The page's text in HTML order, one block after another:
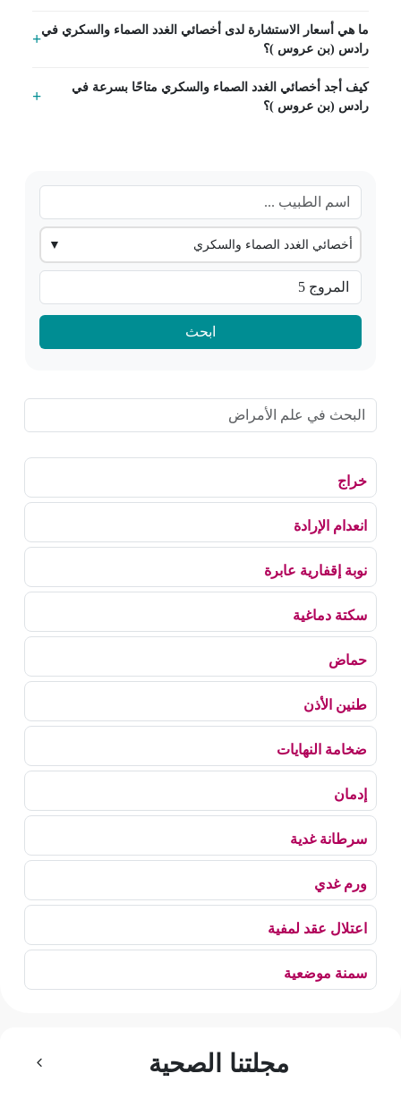
أخصائي الغدد الصماء والسكري
ابحث
خراج
انعدام الإرادة
نوبة إقفارية عابرة
سكتة دماغية
حماض
طنين الأذن
ضخامة النهايات
إدمان
سرطانة غدية
ورم غدي
اعتلال عقد لمفية
سمنة موضعية
ما هي أسعار الاستشارة لدى أخصائي الغدد الصماء والسكري في
رادس (بن عروس )؟
كيف أجد أخصائي الغدد الصماء والسكري متاحًا بسرعة في
رادس (بن عروس )؟
مجلتنا الصحية